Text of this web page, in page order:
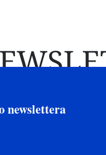
newslettera